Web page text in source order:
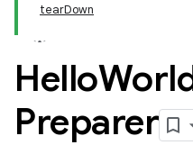
tearDown
Hello
Preparer